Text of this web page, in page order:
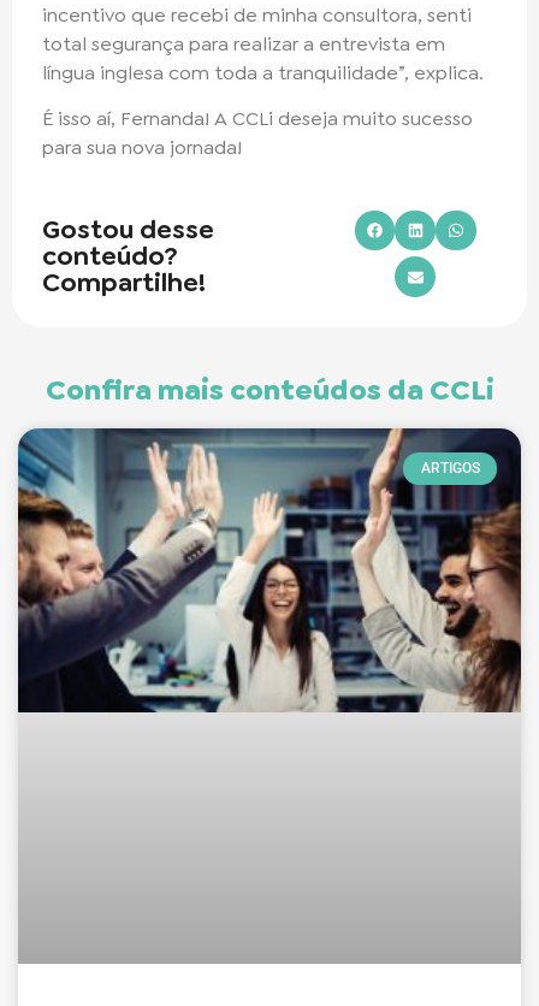
incentivo que recebi de minha consultora, senti
total segurança para realizar a entrevista em
língua inglesa com toda a tranquilidade”, explica.
É isso aí, Fernanda! A CCLi deseja muito sucesso
para sua nova jornada!
Gostou desse
conteúdo?
Compartilhe!
Confira mais conteúdos da CCLi
ARTIGOS